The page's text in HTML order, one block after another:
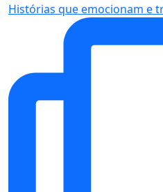
Histórias que emocionam e